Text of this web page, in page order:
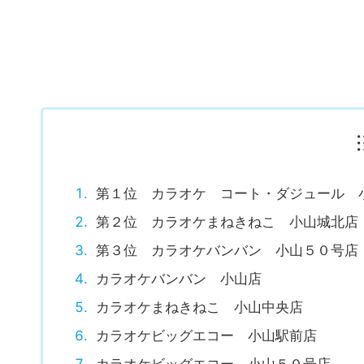
第１位 カラオケ コート・ダジュール
第２位 カラオケまねきねこ 小山城北店
第３位 カラオケバンバン 小山５０号店
カラオケバンバン 小山店
カラオケまねきねこ 小山中央店
カラオケビッグエコー 小山駅前店